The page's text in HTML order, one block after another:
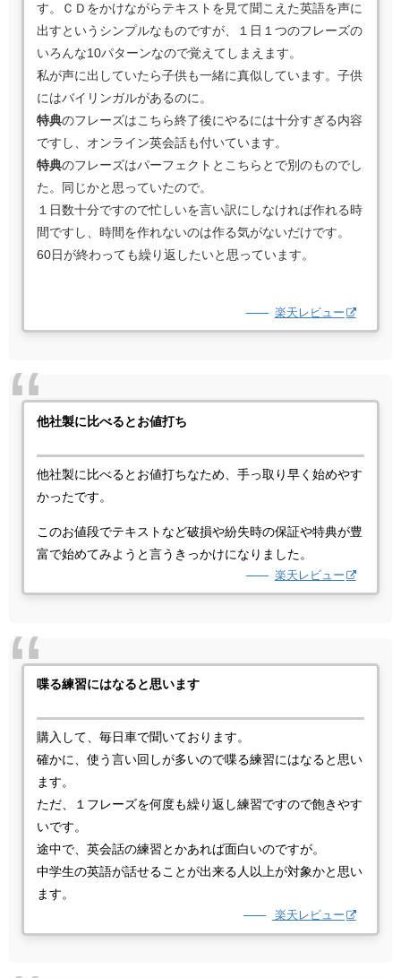
す。ＣＤをかけながらテキストを見て聞こえた英語を声に
出すというシンプルなものですが、１日１つのフレーズの
いろんな10パターンなので覚えてしまえます。
私が声に出していたら子供も一緒に真似しています。子供
にはバイリンガルがあるのに。
特典のフレーズはこちら終了後にやるには十分すぎる内容
ですし、オンライン英会話も付いています。
特典のフレーズはパーフェクトとこちらとで別のものでし
た。同じかと思っていたので。
１日数十分ですので忙しいを言い訳にしなければ作れる時
間ですし、時間を作れないのは作る気がないだけです。
60日が終わっても繰り返したいと思っています。
楽天レビュー
他社製に比べるとお値打ち
他社製に比べるとお値打ちなため、手っ取り早く始めやす
かったです。
このお値段でテキストなど破損や紛失時の保証や特典が豊
富で始めてみようと言うきっかけになりました。
楽天レビュー
喋る練習にはなると思います
購入して、毎日車で聞いております。
確かに、使う言い回しが多いので喋る練習にはなると思い
ます。
ただ、１フレーズを何度も繰り返し練習ですので飽きやす
いです。
途中で、英会話の練習とかあれば面白いのですが。
中学生の英語が話せることが出来る人以上が対象かと思い
ます。
楽天レビュー